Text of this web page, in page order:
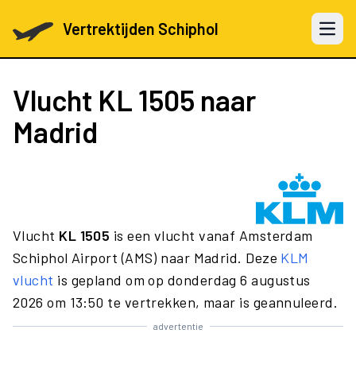
Vertrektijden Schiphol Open
Vlucht KL 1505 naar
Madrid
Vlucht KL 1505 is een vlucht vanaf Amsterdam
Schiphol Airport (AMS) naar Madrid. Deze KLM
vlucht is gepland om op donderdag 6 augustus
2026 om 13:50 te vertrekken, maar is geannuleerd.
advertentie